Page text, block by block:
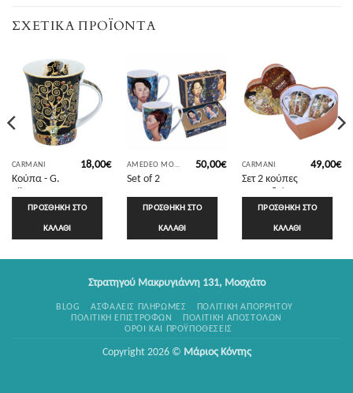
ΣΧΕΤΙΚΆ ΠΡΟΪΌΝΤΑ
CARMANI
Κούπα - G.
Klimt, Το
δέντρο της
18,00€
ΠΡΟΣΘΉΚΗ ΣΤΟ
ΚΑΛΆΘΙ
AMEDEO MODIGLIANI
Set of 2
Modigliani,
Leopold
50,00€
ΠΡΟΣΘΉΚΗ ΣΤΟ
ΚΑΛΆΘΙ
CARMANI
Σετ 2 κούπες
σε καρδιά –
G. Klimt,
49,00€
ΠΡΟΣΘΉΚΗ ΣΤΟ
ΚΑΛΆΘΙ
Στρατηγού Μακρυγιάννη 131, Μοσχάτο
BLOG ΑΣΦΑΛΕΊΣ ΠΛΗΡΩΜΈΣ
ΠΟΛΙΤΙΚΉ ΑΠΟΡΡΉΤΟΥ
ΠΟΛΙΤΙΚΉ ΕΠΙΣΤΡΟΦΏΝ
ΠΟΛΙΤΙΚΉ ΑΠΟΣΤΟΛΏΝ
ΌΡΟΙ ΚΑΙ ΠΡΟΫΠΟΘΈΣΕΙΣ
Copyright 2026 © Μάριος Κόντης